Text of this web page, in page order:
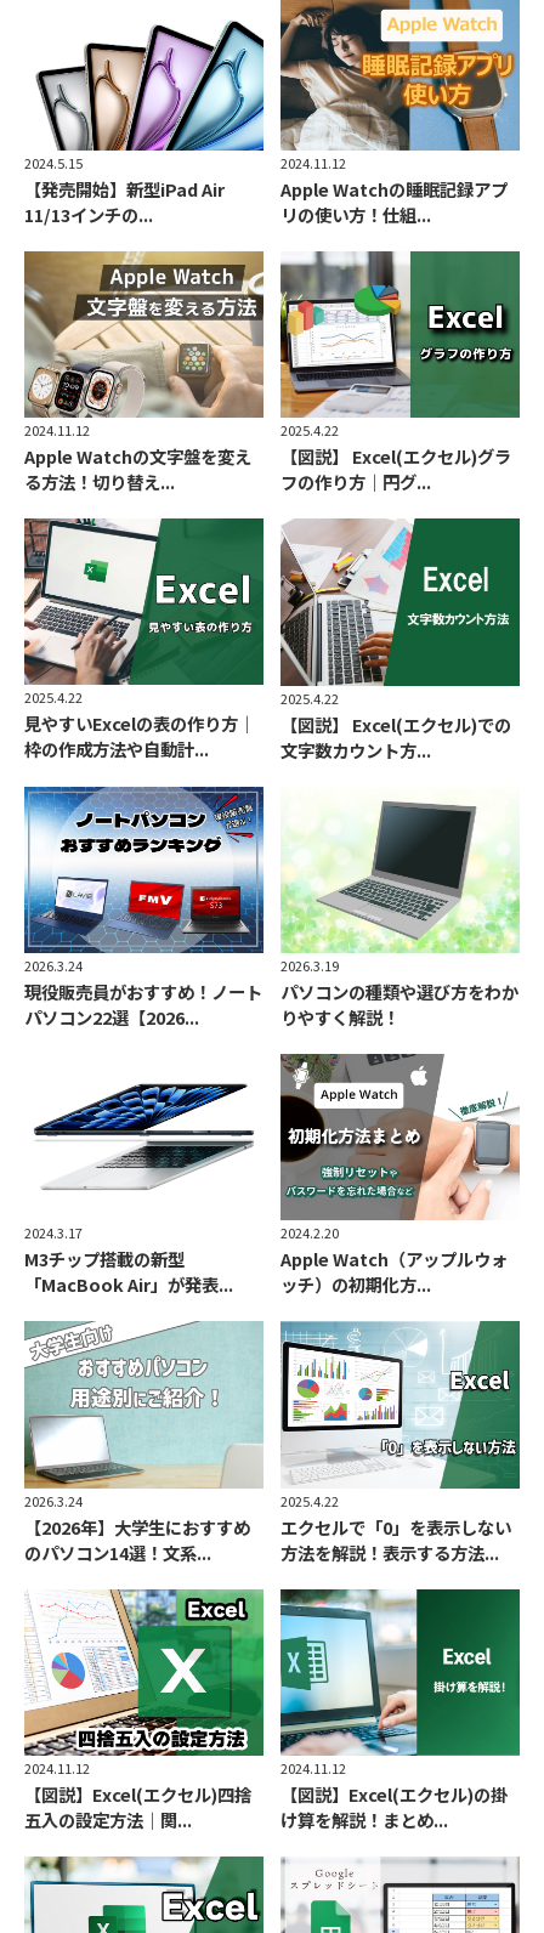
2024.5.15
【発売開始】新型iPad Air
11/13インチの...
2024.11.12
Apple Watchの睡眠記録アプ
リの使い方！仕組...
2024.11.12
Apple Watchの文字盤を変え
る方法！切り替え...
2025.4.22
【図説】 Excel(エクセル)グラ
フの作り方｜円グ...
2025.4.22
見やすいExcelの表の作り方｜
枠の作成方法や自動計...
2025.4.22
【図説】 Excel(エクセル)での
文字数カウント方...
2026.3.24
現役販売員がおすすめ！ノート
パソコン22選【2026...
2026.3.19
パソコンの種類や選び方をわか
りやすく解説！
2024.3.17
M3チップ搭載の新型
「MacBook Air」が発表...
2024.2.20
Apple Watch（アップルウォ
ッチ）の初期化方...
2026.3.24
【2026年】大学生におすすめ
のパソコン14選！文系...
2025.4.22
エクセルで「0」を表示しない
方法を解説！表示する方法...
2024.11.12
【図説】Excel(エクセル)四捨
五入の設定方法｜関...
2024.11.12
【図説】Excel(エクセル)の掛
け算を解説！まとめ...